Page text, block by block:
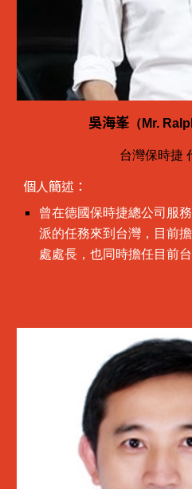
吳海峯（Mr.
台灣保時捷
個人簡述：
曾在德國保時捷總公司服
派的任務來到台灣，目前
處處長，也同時擔任目前